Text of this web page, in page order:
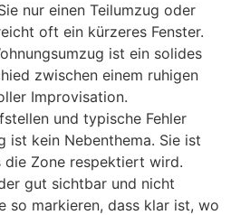
nur einen Teilumzug oder
oft ein kürzeres Fenster.
ist ein solides
zwischen einem ruhigen
Improvisation.
und typische Fehler
ist kein Nebenthema. Sie ist
die Zone respektiert wird.
gut sichtbar und nicht
so markieren, dass klar ist, wo